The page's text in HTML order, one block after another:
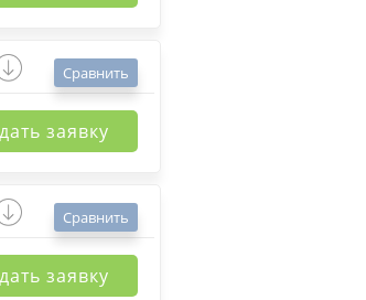
Сравнить
заявку
Сравнить
заявку